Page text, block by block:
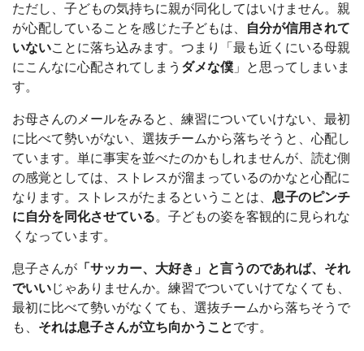
ただし、子どもの気持ちに親が同化してはいけません。親
が心配していることを感じた子どもは、
自分が信用されて
いないことに落ち込みます。つまり「最も近くにいる母親
にこんなに心配されてしまう ダメな僕 」と思ってしまいま
す。
お母さんのメールをみると、練習についていけない、最初
に比べて勢いがない、選抜チームから落ちそうと、心配し
ています。単に事実を並べたのかもしれませんが、読む側
の感覚としては、ストレスが溜まっているのかなと心配に
なります。ストレスがたまるということは、 息子のピンチ
に自分を同化させている。子どもの姿を客観的に見られな
くなっています。
息子さんが 「サッカー、大好き」と言うのであれば、それ
でいいじゃありませんか。練習でついていけてなくても、
最初に比べて勢いがなくても、選抜チームから落ちそうで
も、 それは息子さんが立ち向かうことです。